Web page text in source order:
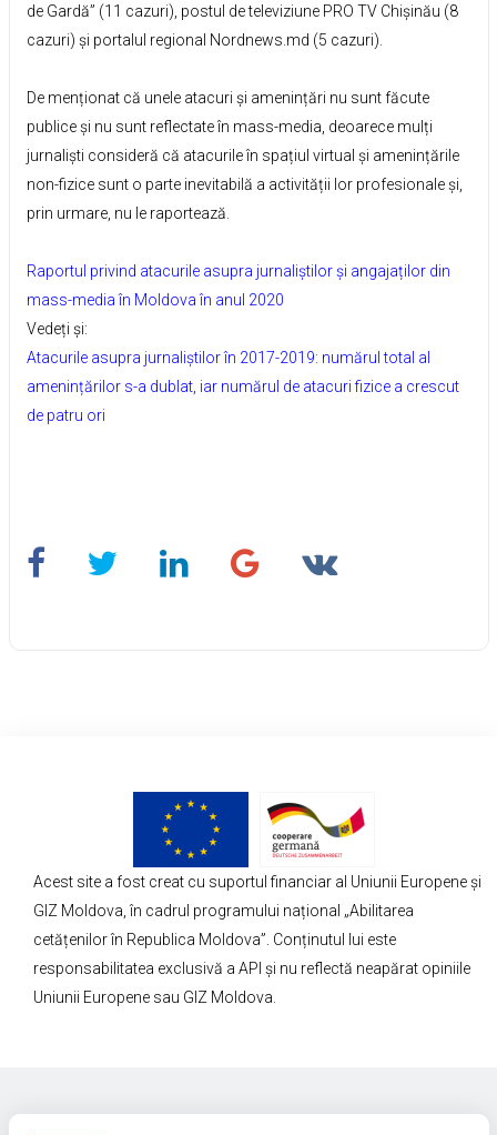
de Gardă” (11 cazuri), postul de televiziune PRO TV Chișinău (8
cazuri) și portalul regional Nordnews.md (5 cazuri).
De menționat că unele atacuri și amenințări nu sunt făcute
publice și nu sunt reflectate în mass-media, deoarece mulți
jurnaliști consideră că atacurile în spațiul virtual și amenințările
non-fizice sunt o parte inevitabilă a activității lor profesionale și,
prin urmare, nu le raportează.
Raportul privind atacurile asupra jurnaliștilor și angajaților din
mass-media în Moldova în anul 2020
Vedeți și:
Atacurile asupra jurnaliștilor în 2017-2019: numărul total al
amenințărilor s-a dublat, iar numărul de atacuri fizice a crescut
de patru ori
Acest site a fost creat cu suportul financiar al Uniunii Europene și
GIZ Moldova, în cadrul programului național „Abilitarea
cetățenilor în Republica Moldova”. Conținutul lui este
responsabilitatea exclusivă a API și nu reflectă neapărat opiniile
Uniunii Europene sau GIZ Moldova.